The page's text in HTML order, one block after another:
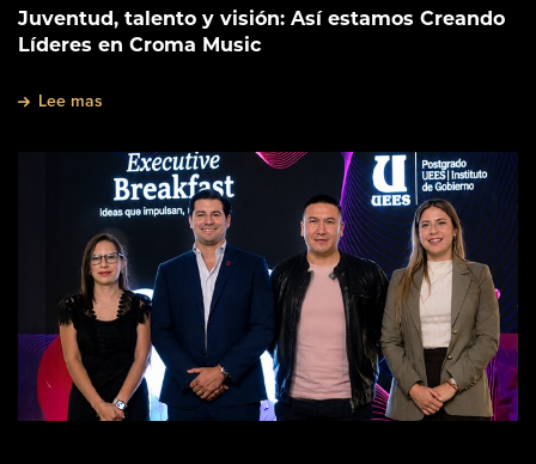
Juventud, talento y visión: Así estamos Creando
Líderes en Croma Music
Lee mas